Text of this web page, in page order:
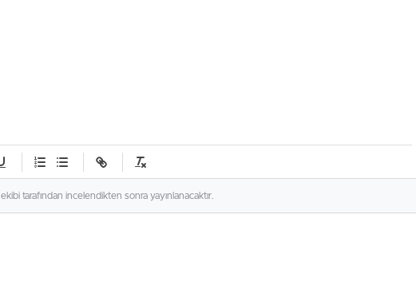
ekibi tarafından incelendikten sonra yayınlanacaktır.